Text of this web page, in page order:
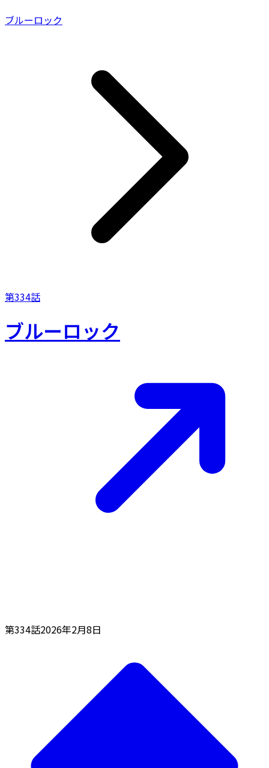
ブルーロック
第334話
ブルーロック
第334話2026年2月8日